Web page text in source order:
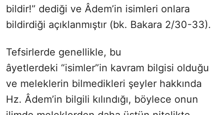
bildir!” dediği ve Âdem’in isimleri onlara
bildirdiği açıklanmıştır (bk. Bakara 2/30-33).
Tefsirlerde genellikle, bu
âyetlerdeki “isimler”in kavram bilgisi olduğu
ve meleklerin bilmedikleri şeyler hakkında
Hz. Âdem’in bilgili kılındığı, böylece onun